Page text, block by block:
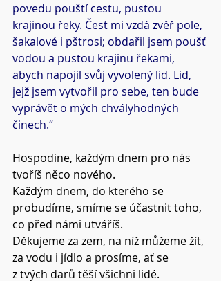
povedu pouští cestu, pustou
krajinou řeky. Čest mi vzdá zvěř pole,
šakalové i pštrosi; obdařil jsem poušť
vodou a pustou krajinu řekami,
abych napojil svůj vyvolený lid. Lid,
jejž jsem vytvořil pro sebe, ten bude
vyprávět o mých chvályhodných
činech.“
Hospodine, každým dnem pro nás
tvoříš něco nového.
Každým dnem, do kterého se
probudíme, smíme se účastnit toho,
co před námi utváříš.
Děkujeme za zem, na níž můžeme žít,
za vodu i jídlo a prosíme, ať se
z tvých darů těší všichni lidé.